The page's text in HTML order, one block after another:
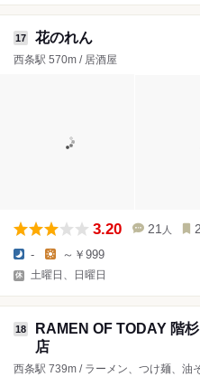
17 花のれん
西条駅 570m / 居酒屋
3.20 21 人
- ～￥999
土曜日、日曜日
18
RAMEN OF TODAY 階
店
西条駅 739m / ラーメン、つけ麺、油